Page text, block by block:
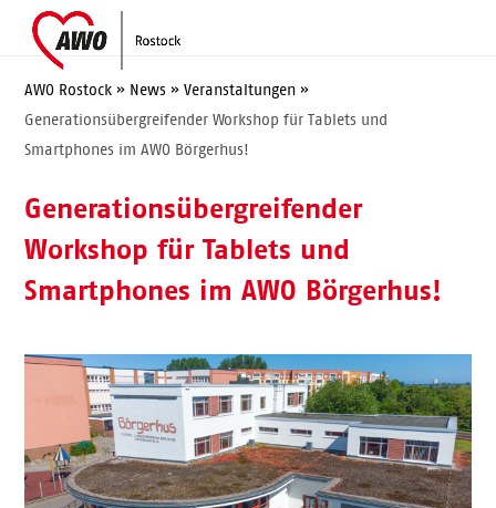
content
Open
mobile
menu
Close
mobile
menu
AWO Rostock » News »Veranstaltungen »
Generationsübergreifender Workshop für Tablets und
Smartphones im AWO Börgerhus!
Generationsübergreifender
Workshop für Tablets und
Smartphones im AWO Börgerhus!